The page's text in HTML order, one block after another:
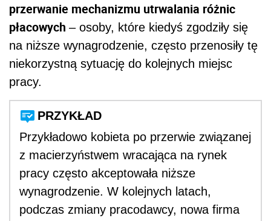
przerwanie mechanizmu utrwalania różnic
płacowych – osoby, które kiedyś zgodziły się
na niższe wynagrodzenie, często przenosiły tę
niekorzystną sytuację do kolejnych miejsc
pracy.
PRZYKŁAD
Przykładowo kobieta po przerwie związanej
z macierzyństwem wracająca na rynek
pracy często akceptowała niższe
wynagrodzenie. W kolejnych latach,
podczas zmiany pracodawcy, nowa firma